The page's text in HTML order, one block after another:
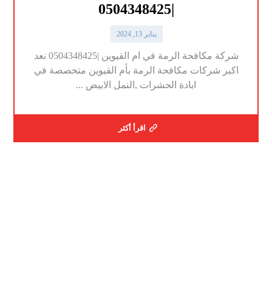
|0504348425
يناير 13, 2024
شركة مكافحة الرمة في ام القيوين |0504348425 نعد
اكبر شركات مكافحة الرمة بأم القيوين متخصصة في
ابادة الحشرات ,النمل الابيض ...
اقرأ أكثر